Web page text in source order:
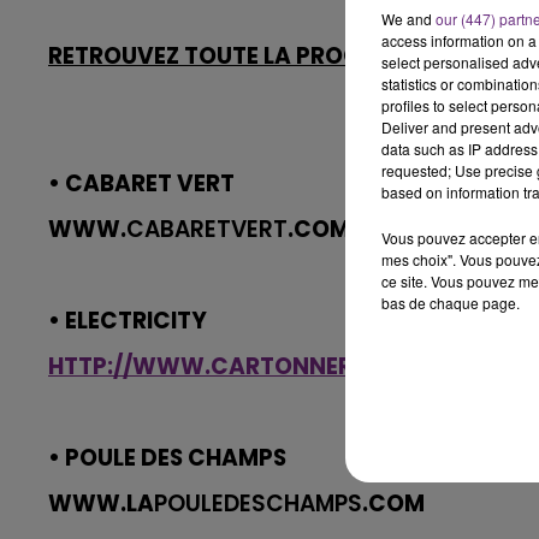
RETROUVEZ TOUTE LA PROGRAMMATION
• CABARET VERT
WWW.CABARETVERT.COM
• ELECTRICITY
HTTP://WWW.CARTONNERIE.FR/ELKXIII/
• POULE DES CHAMPS
WWW.LAPOULEDESCHAMPS.COM
We and our (447)
access information on
select personalised
statistics or
profiles to select
Deliver and present
data such as IP
requested; Use precise
based on information
Vous pouvez accepter
mes choix". Vous
ce site. Vous pouvez
bas de chaque page.